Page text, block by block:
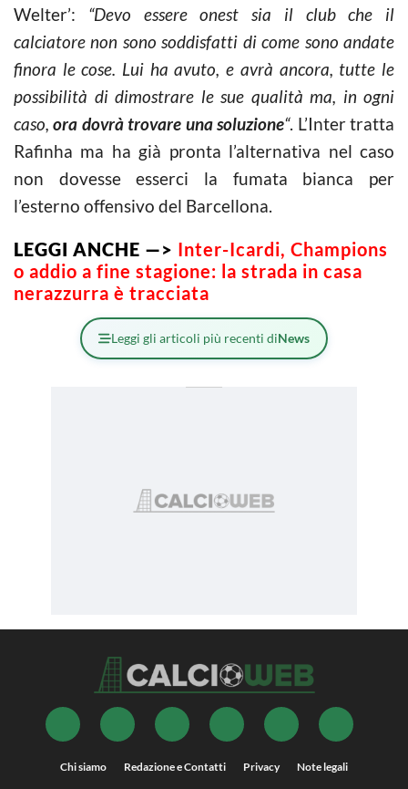
Welter’: “Devo essere onest sia il club che il
calciatore non sono soddisfatti di come sono andate
finora le cose. Lui ha avuto, e avrà ancora, tutte le
possibilità di dimostrare le sue qualità ma, in ogni
caso, ora dovrà trovare una soluzione“. L’Inter tratta
Rafinha ma ha già pronta l’alternativa nel caso
non dovesse esserci la fumata bianca per
l’esterno offensivo del Barcellona.
LEGGI ANCHE —> Inter-Icardi, Champions
o addio a fine stagione: la strada in casa
nerazzurra è tracciata
Leggi gli articoli più recenti diNews
Chi siamo Redazione e Contatti Privacy Note legali